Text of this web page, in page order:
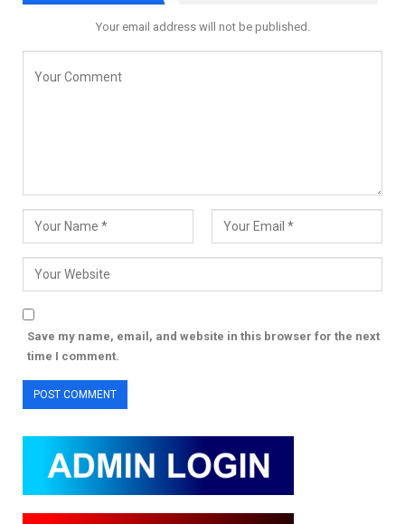
Your email address will not be published.
Save my name, email, and website in this browser for the next
time I comment.